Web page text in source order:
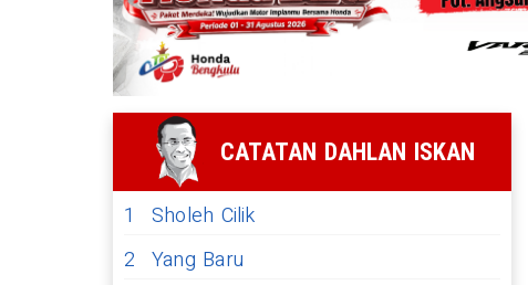
CATATAN DAHLAN ISKAN
1
Sholeh Cilik
2 Yang Baru